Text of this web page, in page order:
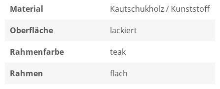
Material
Kautschukholz / Kunststoff
Oberfläche
lackiert
Rahmenfarbe
teak
Rahmen
flach